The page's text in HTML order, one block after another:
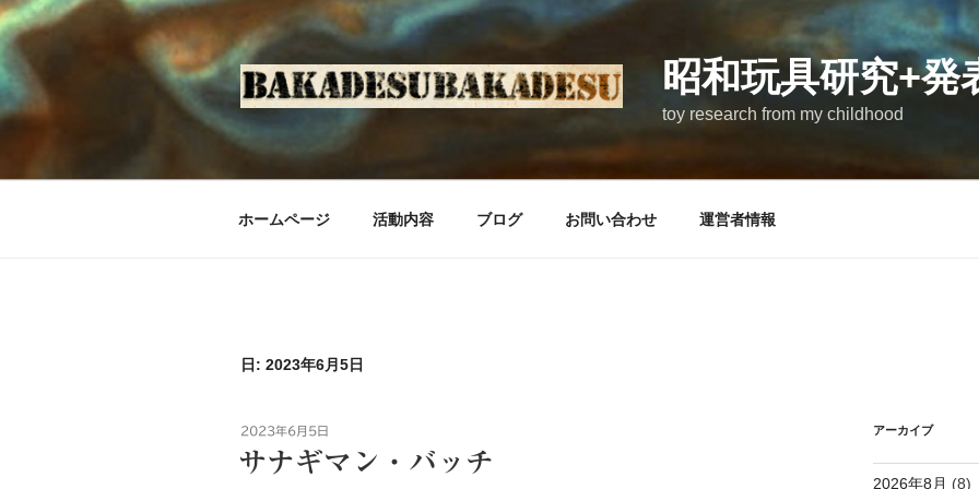
コ
ン
ン
ツ
昭和玩具研究+発
toy research from my childhood
ホームページ 活動内容 ブログ お問い合わせ 運営者情報
日: 2023年6月5日
投
日:
2023年6月5日
サナギマン・バッチ
アーカイブ
2026年8月 (8)